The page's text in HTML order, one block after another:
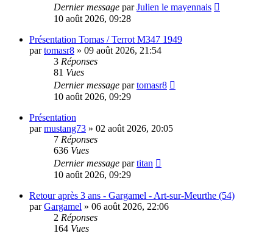
Dernier message parJulien le mayennais
10 août 2026, 09:28
Présentation Tomas / Terrot M347 1949
partomasr8 » 09 août 2026, 21:54
3 Réponses
81 Vues
Dernier message partomasr8
10 août 2026, 09:29
Présentation
parmustang73 » 02 août 2026, 20:05
7 Réponses
636 Vues
Dernier message partitan
10 août 2026, 09:29
Retour après 3 ans - Gargamel - Art-sur-Meurthe (54)
parGargamel » 06 août 2026, 22:06
2 Réponses
164 Vues